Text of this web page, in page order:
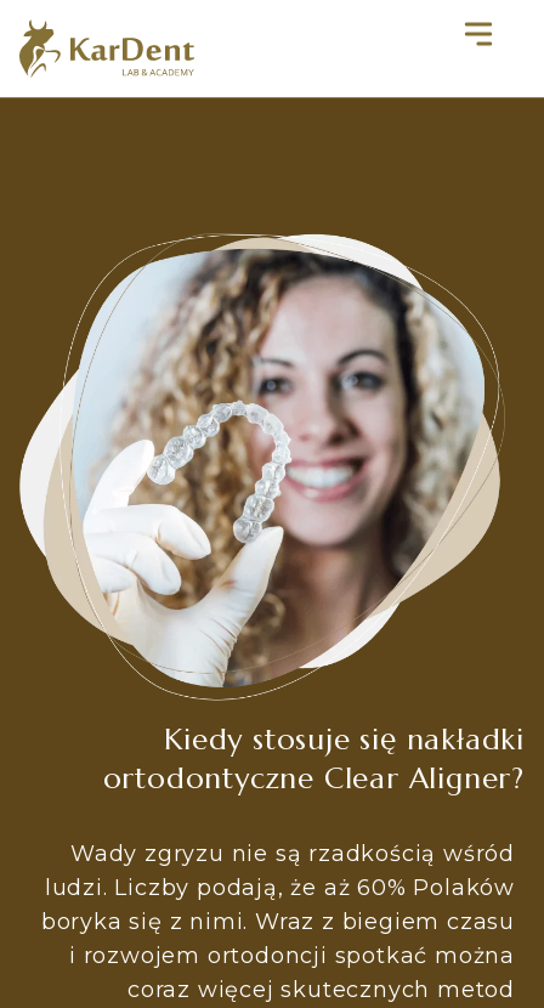
Kiedy stosuje się nakładki
ortodontyczne Clear Aligner?
Wady zgryzu nie są rzadkością wśród
ludzi. Liczby podają, że aż 60% Polaków
boryka się z nimi. Wraz z biegiem czasu
i rozwojem ortodoncji spotkać można
coraz więcej skutecznych metod